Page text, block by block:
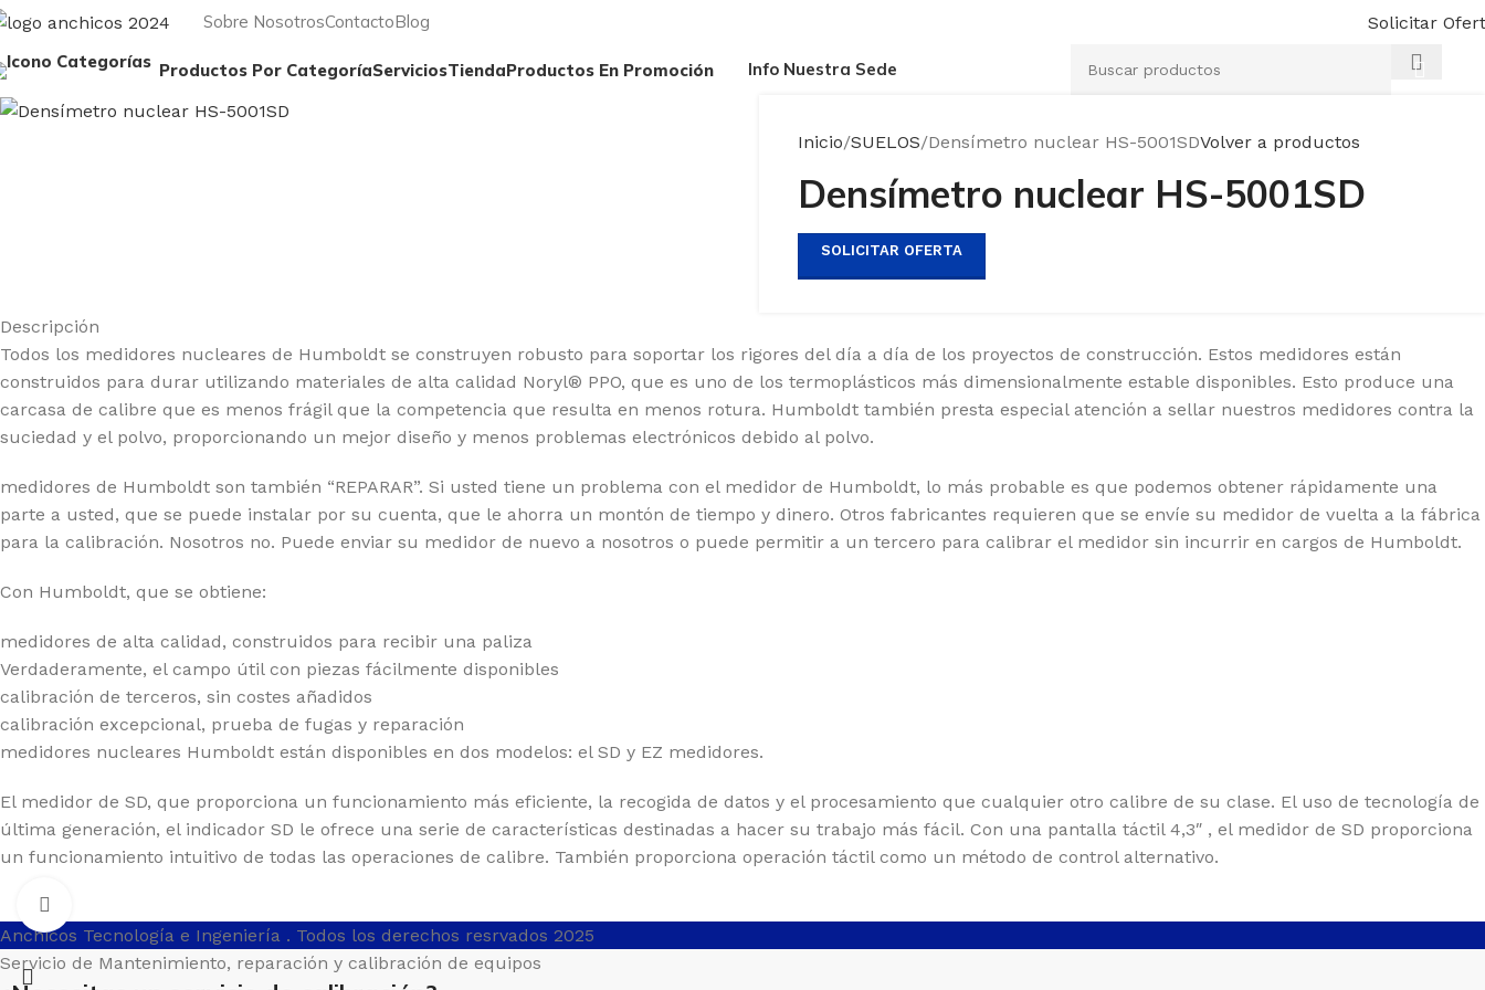
Sobre NosotrosContactoBlog Solicitar
Productos Por CategoríaServiciosTiendaProductos En Promoción Info Nuestra Sede
Inicio SUELOS Densímetro nuclear HS-5001SDVolver a productos
Densímetro nuclear HS-5001SD
SOLICITAR OFERTA
Descripción
Todos los medidores nucleares de Humboldt se construyen robusto para soportar los rigores del día a día de los proyectos de construcción. Estos medidores están
construidos para durar utilizando materiales de alta calidad Noryl® PPO, que es uno de los termoplásticos más dimensionalmente estable disponibles. Esto produce una
carcasa de calibre que es menos frágil que la competencia que resulta en menos rotura. Humboldt también presta especial atención a sellar nuestros medidores contra la
suciedad y el polvo, proporcionando un mejor diseño y menos problemas electrónicos debido al polvo.
medidores de Humboldt son también “REPARAR”. Si usted tiene un problema con el medidor de Humboldt, lo más probable es que podemos obtener rápidamente una
parte a usted, que se puede instalar por su cuenta, que le ahorra un montón de tiempo y dinero. Otros fabricantes requieren que se envíe su medidor de vuelta a la fábrica
para la calibración. Nosotros no. Puede enviar su medidor de nuevo a nosotros o puede permitir a un tercero para calibrar el medidor sin incurrir en cargos de Humboldt.
Con Humboldt, que se obtiene:
medidores de alta calidad, construidos para recibir una paliza
Verdaderamente, el campo útil con piezas fácilmente disponibles
calibración de terceros, sin costes añadidos
calibración excepcional, prueba de fugas y reparación
medidores nucleares Humboldt están disponibles en dos modelos: el SD y EZ medidores.
El medidor de SD, que proporciona un funcionamiento más eficiente, la recogida de datos y el procesamiento que cualquier otro calibre de su clase. El uso de tecnología de
última generación, el indicador SD le ofrece una serie de características destinadas a hacer su trabajo más fácil. Con una pantalla táctil 4,3″ , el medidor de SD proporciona
un funcionamiento intuitivo de todas las operaciones de calibre. También proporciona operación táctil como un método de control alternativo.
Anchicos Tecnología e Ingeniería . Todos los derechos resrvados 2025
Servicio de Mantenimiento, reparación y calibración de equipos